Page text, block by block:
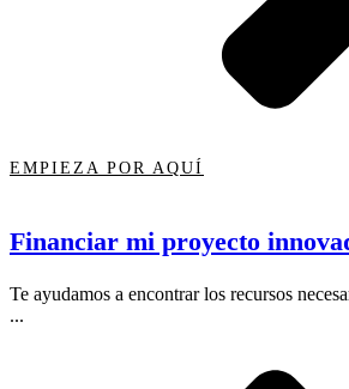
EMPIEZA POR AQUÍ
Financiar mi proyecto
Te ayudamos a encontrar los recursos
...